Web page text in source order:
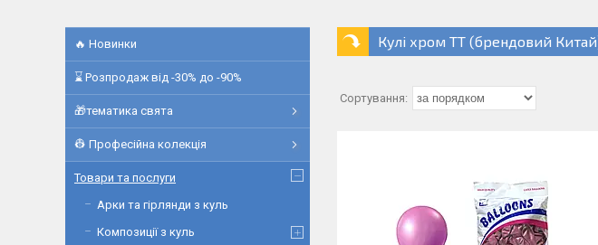
Кулі хром TT (брендовий
🔥 Новинки
⌛ Розпродаж від -30% до -90%
🎁тематика свята
👷 Професійна колекція
Товари та послуги
Арки та гірлянди з куль
Композиції з куль